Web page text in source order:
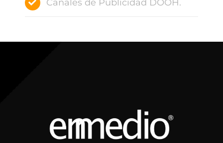
Canales de Publicidad DOOH.